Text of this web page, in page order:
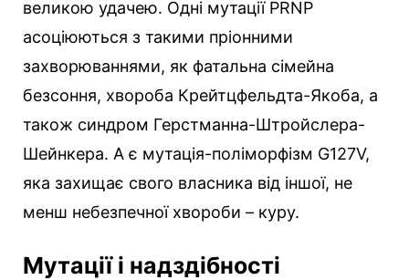
великою удачею. Одні мутації PRNP
асоціюються з такими пріонними
захворюваннями, як фатальна сімейна
безсоння, хвороба Крейтцфельдта-Якоба, а
також синдром Герстманна-Штройслера-
Шейнкера. А є мутація-поліморфізм G127V,
яка захищає свого власника від іншої, не
менш небезпечної хвороби – куру.
Мутації і надздібності